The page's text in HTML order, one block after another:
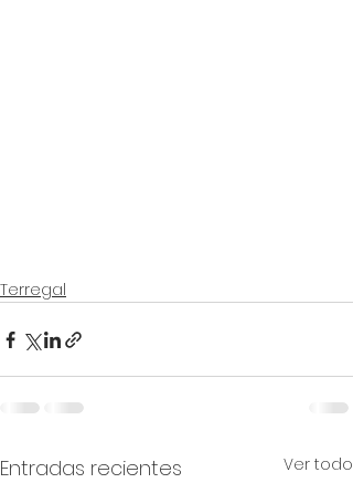
Terregal
Entradas recientes Ver todo